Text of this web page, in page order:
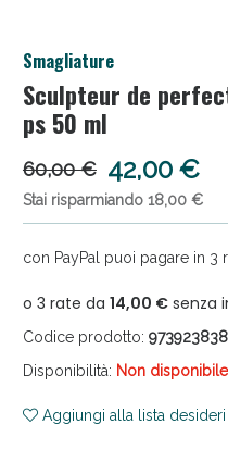
Smagliature
Sculpteur de
ps 50 ml
60,00 € 42,00 €
Stai risparmiando 18,00 €
con PayPal puoi pagare in 3
Codice prodotto: 973923838
Disponibilità: Non disponibile
Aggiungi alla lista desideri
Sconto fino al